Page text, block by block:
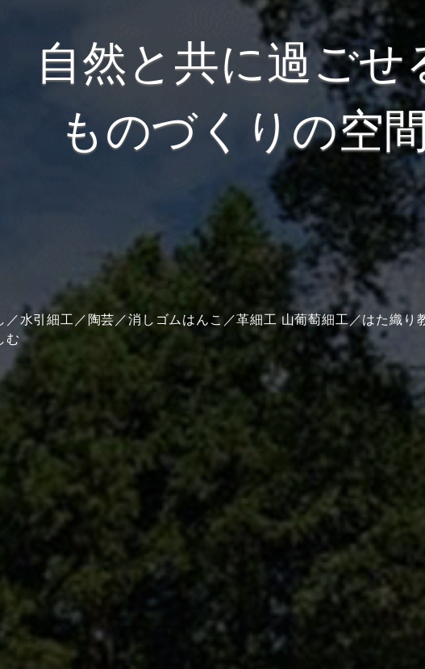
自然と共に過ごせ
ものづくりの空
水引細工／陶芸／消しゴムはんこ／革細工 山葡萄細工／はた織
む